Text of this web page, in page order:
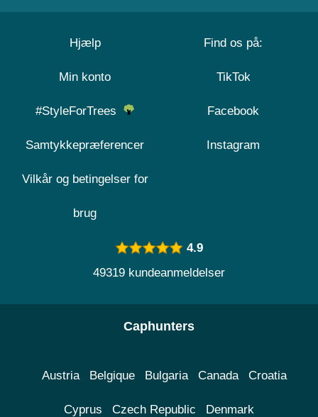
Hjælp
Min konto
#StyleForTrees
Samtykkepræferencer
Vilkår og betingelser for
brug
Find os på:
TikTok
Facebook
Instagram
4.9
49319 kundeanmeldelser
Caphunters
Austria Belgique Bulgaria Canada Croatia
Cyprus Czech Republic Denmark